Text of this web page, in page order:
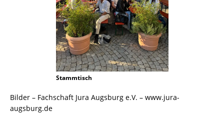
Stammtisch
Bilder – Fachschaft Jura Augsburg e.V. – www.jura-
augsburg.de